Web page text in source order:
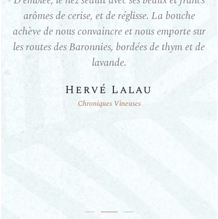
arômes de cerise, et de réglisse. La bouche
achève de nous convaincre et nous emporte sur
les routes des Baronnies, bordées de thym et de
lavande.
Hervé Lalau
Chroniques Vineuses